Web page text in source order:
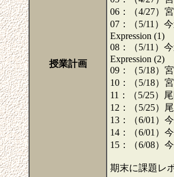
授業計画
06：（4/27）
07：（5/11）
Expression (1)
08：（5/11）
Expression (2)
09：（5/18）
10：（5/18）
11：（5/25）
12：（5/25）
13：（6/01）
14：（6/01）
15：（6/08）
期末に課題レ